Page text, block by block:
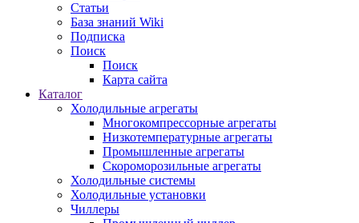
Статьи
База знаний Wiki
Подписка
Поиск
Поиск
Карта сайта
Каталог
Холодильные агрегаты
Многокомпрессорные агрегаты
Низкотемпературные агрегаты
Промышленные агрегаты
Скороморозильные агрегаты
Холодильные системы
Холодильные установки
Чиллеры